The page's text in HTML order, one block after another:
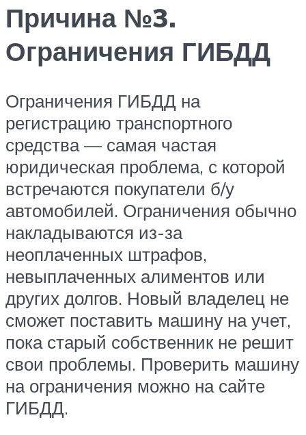
Причина №3.
Ограничения ГИБДД
Ограничения ГИБДД на
регистрацию транспортного
средства — самая частая
юридическая проблема, с которой
встречаются покупатели б/у
автомобилей. Ограничения обычно
накладываются из-за
неоплаченных штрафов,
невыплаченных алиментов или
других долгов. Новый владелец не
сможет поставить машину на учет,
пока старый собственник не решит
свои проблемы. Проверить машину
на ограничения можно на сайте
ГИБДД.